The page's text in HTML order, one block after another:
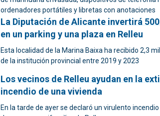
ordenadores portátiles y libretas con anotaciones
La Diputación de Alicante invertirá
en un parking y una plaza en Relleu
Esta localidad de la Marina Baixa ha recibido 2,3
de la institución provincial entre 2019 y 2023
Los vecinos de Relleu ayudan en la
incendio de una vivienda
En la tarde de ayer se declaró un virulento